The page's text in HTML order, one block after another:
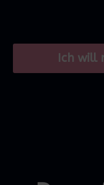
Ich will